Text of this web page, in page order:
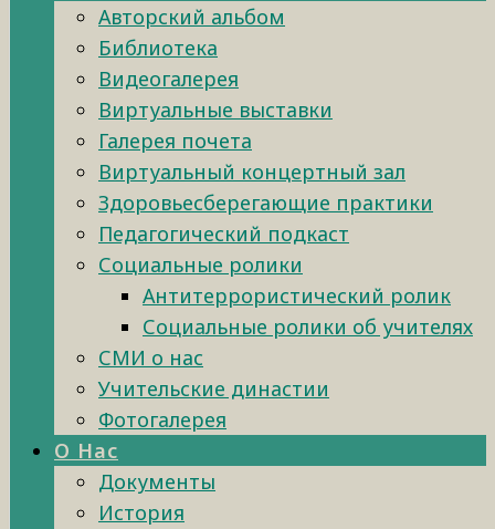
Авторский альбом
Библиотека
Видеогалерея
Виртуальные выставки
Галерея почета
Виртуальный концертный зал
Здоровьесберегающие практики
Педагогический подкаст
Социальные ролики
Антитеррористический ролик
Социальные ролики об учителях
СМИ о нас
Учительские династии
Фотогалерея
О Нас
Документы
История